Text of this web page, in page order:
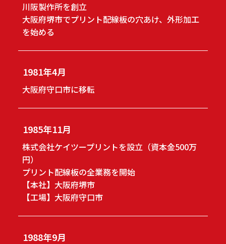
川阪製作所を創立
大阪府堺市でプリント配線板の穴あけ、外形加工
を始める
1981年4月
大阪府守口市に移転
1985年11月
株式会社ケイツープリントを設立（資本金500万
円）
プリント配線板の全業務を開始
【本社】大阪府堺市
【工場】大阪府守口市
1988年9月